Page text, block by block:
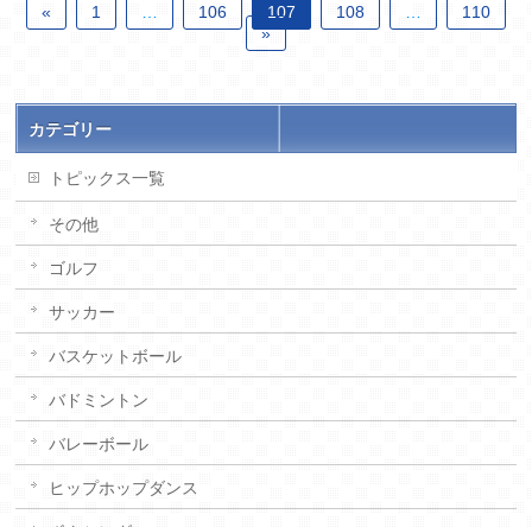
« 1 106 107 108
110
»
カテゴリー
トピックス一覧
その他
ゴルフ
サッカー
バスケットボール
バドミントン
バレーボール
ヒップホップダンス